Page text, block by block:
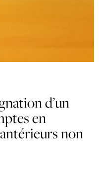
d’un
en
non